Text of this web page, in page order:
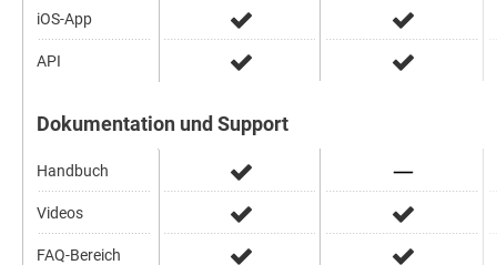
iOS-App
API
Dokumentation und Support
Handbuch
Videos
FAQ-Bereich